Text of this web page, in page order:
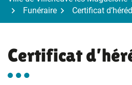
Funéraire
Certificat
Certificat